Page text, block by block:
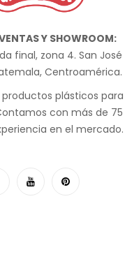
Y SHOWROOM:
final, zona 4. San José
Centroamérica.
plásticos para
con más de 75
en el mercado.